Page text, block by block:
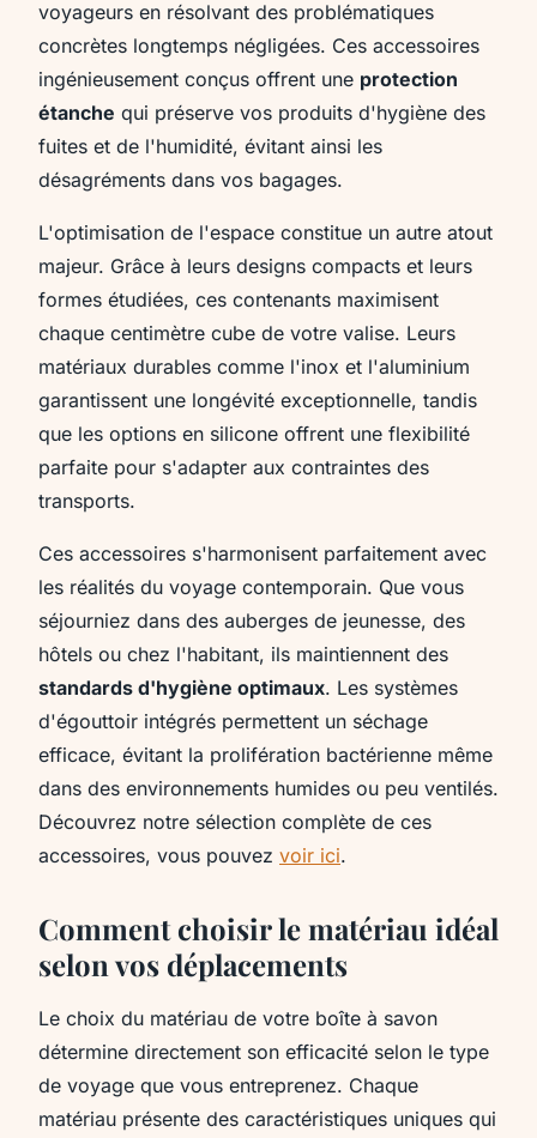
voyageurs en résolvant des problématiques
concrètes longtemps négligées. Ces accessoires
ingénieusement conçus offrent une protection
étanche qui préserve vos produits d'hygiène des
fuites et de l'humidité, évitant ainsi les
désagréments dans vos bagages.
L'optimisation de l'espace constitue un autre atout
majeur. Grâce à leurs designs compacts et leurs
formes étudiées, ces contenants maximisent
chaque centimètre cube de votre valise. Leurs
matériaux durables comme l'inox et l'aluminium
garantissent une longévité exceptionnelle, tandis
que les options en silicone offrent une flexibilité
parfaite pour s'adapter aux contraintes des
transports.
Ces accessoires s'harmonisent parfaitement avec
les réalités du voyage contemporain. Que vous
séjourniez dans des auberges de jeunesse, des
hôtels ou chez l'habitant, ils maintiennent des
standards d'hygiène optimaux. Les systèmes
d'égouttoir intégrés permettent un séchage
efficace, évitant la prolifération bactérienne même
dans des environnements humides ou peu ventilés.
Découvrez notre sélection complète de ces
accessoires, vous pouvez voir ici.
Comment choisir le matériau idéal
selon vos déplacements
Le choix du matériau de votre boîte à savon
détermine directement son efficacité selon le type
de voyage que vous entreprenez. Chaque
matériau présente des caractéristiques uniques qui